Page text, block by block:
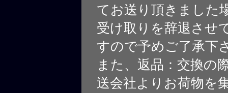
てお送り頂きました
受け取りを辞退させ
すので予めご了承下
また、返品：交換の
送会社よりお荷物を